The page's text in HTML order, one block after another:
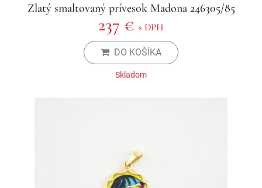
Zlatý smaltovaný prívesok Madona 246305/85
237 € s DPH
DO KOŠÍKA
Skladom